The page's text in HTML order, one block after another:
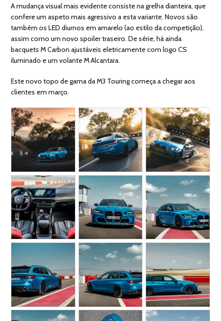
A mudança visual mais evidente consiste na grelha dianteira, que
confere um aspeto mais agressivo a esta variante. Novos são
também os LED diurnos em amarelo (ao estilo da competição),
assim como um novo spoiler traseiro. De série, há ainda
bacquets M Carbon ajustáveis eletricamente com logo CS
iluminado e um volante M Alcantara.
Este novo topo de gama da M3 Touring começa a chegar aos
clientes em março.